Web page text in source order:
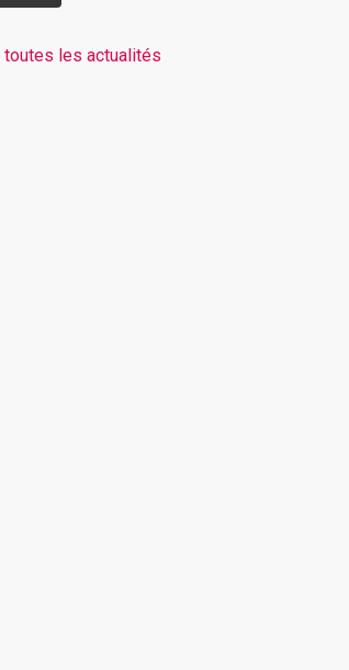
toutes les actualités